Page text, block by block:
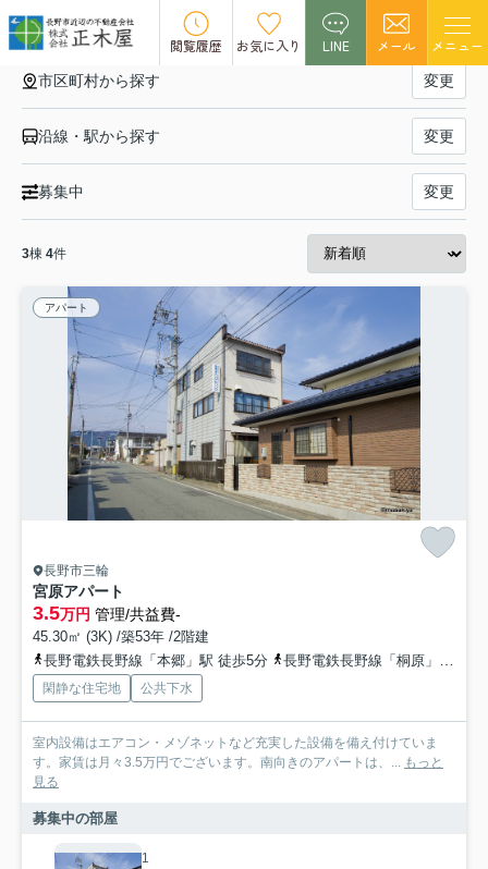
閲覧履歴 お気に入り LINE メール メニュー
【賃貸】「内装リフォーム済」の一覧
市区町村から探す 変更
沿線・駅から探す 変更
募集中 変更
3棟 4件
アパート
長野市三輪
宮原アパート
3.5万円 管理/共益費-
45.30㎡ (3K) /築53年 /2階建
長野電鉄長野線「本郷」駅 徒歩5分
長野電鉄長野線「桐原」駅 徒歩12分
閑静な住宅地 公共下水
室内設備はエアコン・メゾネットなど充実した設備を備え付けていま
す。家賃は月々3.5万円でございます。南向きのアパートは、... もっと
見る
募集中の部屋
1